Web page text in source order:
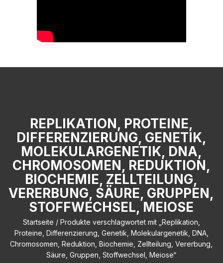
REPLIKATION, PROTEINE,
DIFFERENZIERUNG, GENETIK,
MOLEKULARGENETIK, DNA,
CHROMOSOMEN, REDUKTION,
BIOCHEMIE, ZELLTEILUNG,
VERERBUNG, SÄURE, GRUPPEN,
STOFFWECHSEL, MEIOSE
Startseite / Produkte verschlagwortet mit „Replikation,
Proteine, Differenzierung, Genetik, Molekulargenetik, DNA,
Chromosomen, Reduktion, Biochemie, Zellteilung, Vererbung,
Säure, Gruppen, Stoffwechsel, Meiose“